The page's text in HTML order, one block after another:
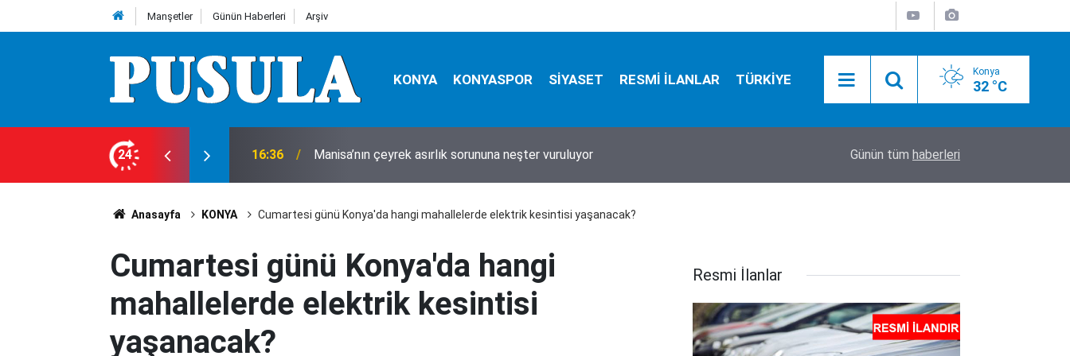
Manşetler Günün Haberleri Arşiv
KONYA KONYASPOR SİYASET RESMİ İLANLAR TÜRKİYE Konya
32 °C
24
16:31
Konyaspor 'Marko Jevtovic' transferini açıkladı Konya’dan, CHP Gençlik Kollarına kritik
Günün tüm haberleri
Anasayfa KONYA Cumartesi günü Konya'da hangi mahallelerde elektrik kesintisi yaşanacak?
Cumartesi günü Konya'da hangi
mahallelerde elektrik kesintisi
yaşanacak?
Resmi İlanlar